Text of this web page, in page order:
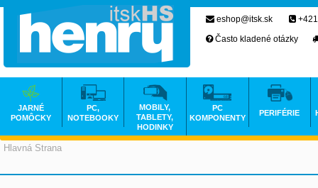
Hlavná Strana
eshop@itsk.sk
Často kladené otázky
JARNÉ
POMÔCKY
PC,
NOTEBOOKY
MOBILY,
TABLETY,
HODINKY
PC
KOMPONENTY
PERIFÉRIE